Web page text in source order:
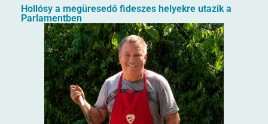
Hollósy a megüresedő fideszes helyekre utazik a
Parlamentben